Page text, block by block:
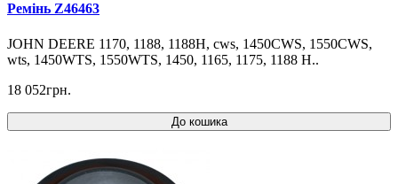
Ремінь Z46463
JOHN DEERE 1170, 1188, 1188H, cws, 1450CWS, 1550CWS,
wts, 1450WTS, 1550WTS, 1450, 1165, 1175, 1188 H..
18 052грн.
До кошика